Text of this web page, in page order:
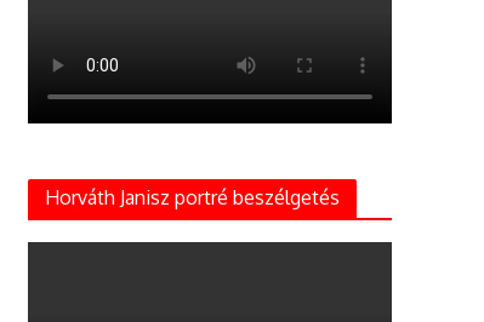
Horváth Janisz portré beszélgetés